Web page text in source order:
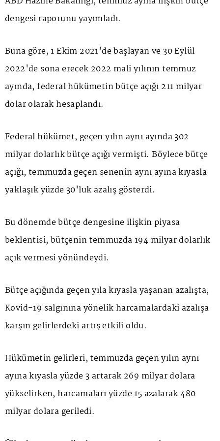
dengesi raporunu yayımladı.
Buna göre, 1 Ekim 2021'de başlayan ve 30 Eylül
2022'de sona erecek 2022 mali yılının temmuz
ayında, federal hükümetin bütçe açığı 211 milyar
dolar olarak hesaplandı.
Federal hükümet, geçen yılın aynı ayında 302
milyar dolarlık bütçe açığı vermişti. Böylece bütçe
açığı, temmuzda geçen senenin aynı ayına kıyasla
yaklaşık yüzde 30'luk azalış gösterdi.
Bu dönemde bütçe dengesine ilişkin piyasa
beklentisi, bütçenin temmuzda 194 milyar dolarlık
açık vermesi yönündeydi.
Bütçe açığında geçen yıla kıyasla yaşanan azalışta,
Kovid-19 salgınına yönelik harcamalardaki azalışa
karşın gelirlerdeki artış etkili oldu.
Hükümetin gelirleri, temmuzda geçen yılın aynı
ayına kıyasla yüzde 3 artarak 269 milyar dolara
yükselirken, harcamaları yüzde 15 azalarak 480
milyar dolara geriledi.